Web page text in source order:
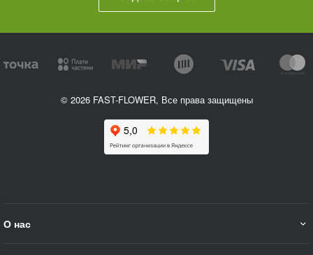
© 2026 FAST-FLOWER, Все права защищены
О нас